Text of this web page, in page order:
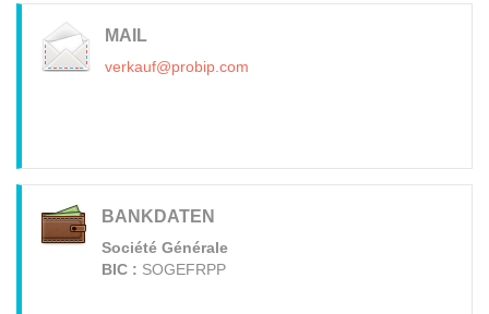
MAIL
verkauf@probip.com
BANKDATEN
Société Générale
BIC : SOGEFRPP